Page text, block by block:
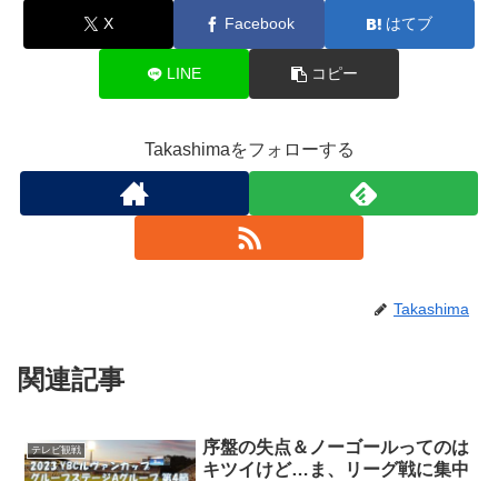
X Facebook はてブ
LINE コピー
Takashimaをフォローする
Takashima
関連記事
テレビ観戦
序盤の失点＆ノーゴールってのは
キツイけど…ま、リーグ戦に集中